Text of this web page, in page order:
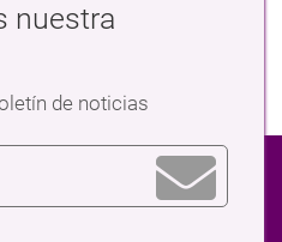
nuestra
de noticias